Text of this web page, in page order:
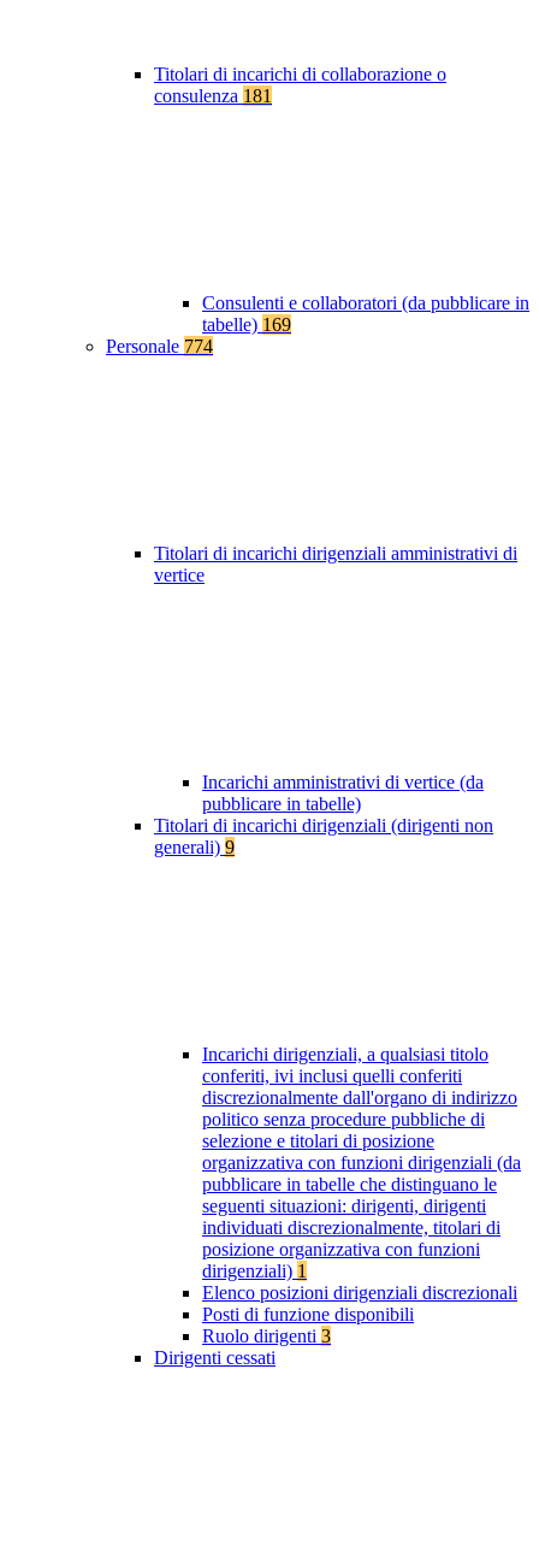
Titolari di incarichi di collaborazione o
consulenza 181
Consulenti e collaboratori (da pubblicare in
tabelle) 169
Personale 774
Titolari di incarichi dirigenziali amministrativi di
vertice
Incarichi amministrativi di vertice (da
pubblicare in tabelle)
Titolari di incarichi dirigenziali (dirigenti non
generali) 9
Incarichi dirigenziali, a qualsiasi titolo
conferiti, ivi inclusi quelli conferiti
discrezionalmente dall'organo di indirizzo
politico senza procedure pubbliche di
selezione e titolari di posizione
organizzativa con funzioni dirigenziali (da
pubblicare in tabelle che distinguano le
seguenti situazioni: dirigenti, dirigenti
individuati discrezionalmente, titolari di
posizione organizzativa con funzioni
dirigenziali) 1
Elenco posizioni dirigenziali discrezionali
Posti di funzione disponibili
Ruolo dirigenti 3
Dirigenti cessati